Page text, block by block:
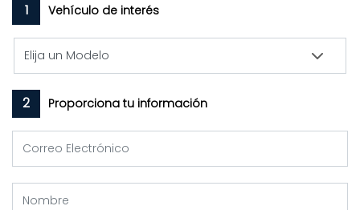
1 Vehículo de interés
2 Proporciona tu información